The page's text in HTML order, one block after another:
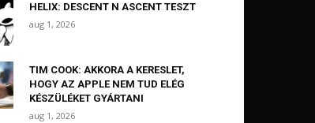
HELIX: DESCENT N ASCENT TESZT
aug 1, 2026
TIM COOK: AKKORA A KERESLET,
HOGY AZ APPLE NEM TUD ELÉG
KÉSZÜLÉKET GYÁRTANI
aug 1, 2026